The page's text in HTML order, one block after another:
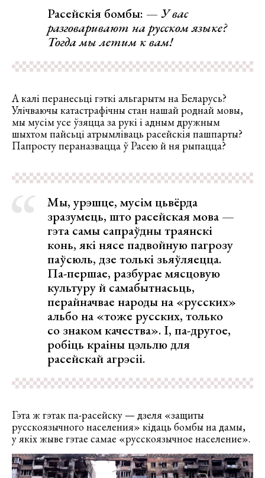
Расейскія бомбы: — У вас
разговаривают на русском языке?
Тогда мы летим к вам!
А калі перанесьці гэткі альгарытм на Беларусь?
Улічваючы катастрафічны стан нашай роднай мовы,
мы мусім усе ўзяцца за рукі і адным дружным
шыхтом пайсьці атрымліваць расейскія пашпарты?
Папросту пераназвацца ў Расею й ня рыпацца?
Мы, урэшце, мусім цьвёрда
зразумець, што расейская мова —
гэта самы сапраўдны траянскі
конь, які нясе падвойную пагрозу
паўсюль, дзе толькі зьяўляецца.
Па-першае, разбурае мясцовую
культуру й самабытнасьць,
перайначвае народы на «русских»
альбо на «тоже русских, только
со знаком качества». І, па-другое,
робіць краіны цэльлю для
расейскай агрэсіі.
Гэта ж гэтак па-расейску — дзеля «защиты
русскоязычного населения» кідаць бомбы на дамы,
у якіх жыве гэтае самае «русскоязычное население».